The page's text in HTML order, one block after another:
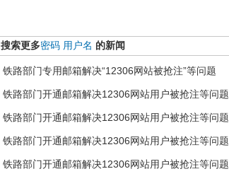
搜索更多密码 用户名 的新闻
铁路部门专用邮箱解决“12306网站被抢注”等问题
铁路部门开通邮箱解决12306网站用户被抢注等问题
铁路部门开通邮箱解决12306网站用户被抢注等问题
铁路部门开通邮箱解决12306网站用户被抢注等问题
铁路部门开通邮箱解决12306网站用户被抢注等问题